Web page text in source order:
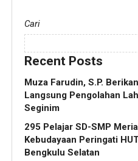
Cari
Recent Posts
Muza Farudin, S.P.
Langsung Pengolahan
Seginim
295 Pelajar SD-SMP
Kebudayaan Peringati
Bengkulu Selatan